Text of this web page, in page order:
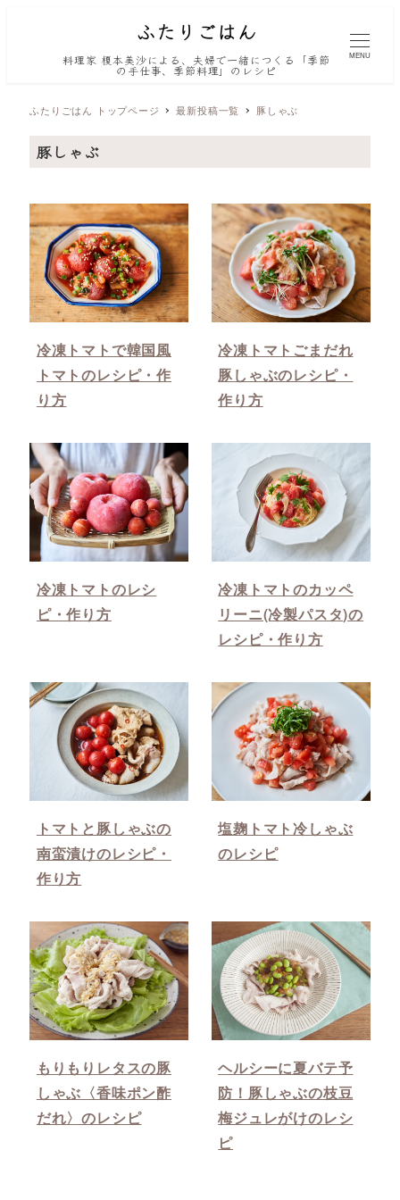
料理家 榎本美沙による、夫婦で一緒につくる「季節
の手仕事、季節料理」のレシピ
MENU
ふたりごはん トップページ 最新投稿一覧 豚しゃぶ
豚しゃぶ
冷凍トマトで韓国風
トマトのレシピ・作
り方
冷凍トマトごまだれ
豚しゃぶのレシピ・
作り方
冷凍トマトのレシ
ピ・作り方
冷凍トマトのカッペ
リーニ(冷製パスタ)の
レシピ・作り方
トマトと豚しゃぶの
南蛮漬けのレシピ・
作り方
塩麹トマト冷しゃぶ
のレシピ
もりもりレタスの豚
しゃぶ〈香味ポン酢
だれ〉のレシピ
ヘルシーに夏バテ予
防！豚しゃぶの枝豆
梅ジュレがけのレシ
ピ